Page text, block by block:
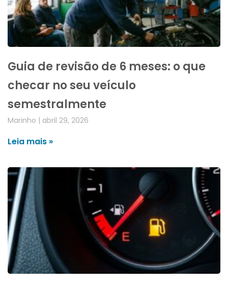
Guia de revisão de 6 meses: o que
checar no seu veículo
semestralmente
Marinho abril 29, 2026
Leia mais »